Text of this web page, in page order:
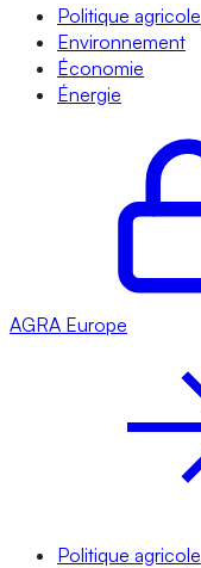
Politique agricole
Environnement
Économie
Énergie
AGRA Europe
Politique agricole